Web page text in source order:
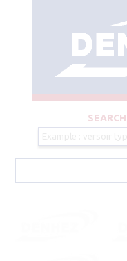
SEARCH